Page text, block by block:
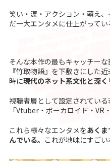
笑い・涙・アクション・萌え
だ一大エンタメに仕上がってい
そんな本作の最もキャッチー
『竹取物語』を下敷きにした
時に現代のネット系文化と深
視聴者層として設定されてい
「Vtuber・ボーカロイド・
これら様々なエンタメをあく
んでいる。 これが地味にすご